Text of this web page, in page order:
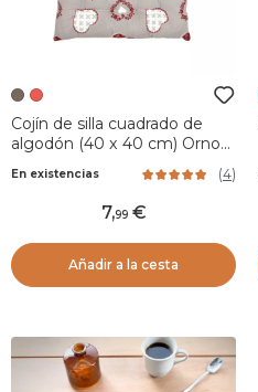
Cojín de silla cuadrado de
algodón (40 x 40 cm) Ornon
En existencias (4)
7,99
Añadir a la cesta